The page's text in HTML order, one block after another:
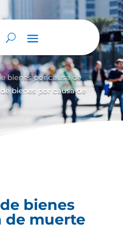
bienes por causa de
bienes por causa de
bienes
de muerte